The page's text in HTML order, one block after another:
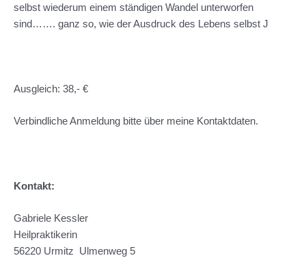
selbst wiederum einem ständigen Wandel unterworfen
sind……. ganz so, wie der Ausdruck des Lebens selbst J
Ausgleich: 38,- €
Verbindliche Anmeldung bitte über meine Kontaktdaten.
Kontakt:
Gabriele Kessler
Heilpraktikerin
56220 Urmitz Ulmenweg 5